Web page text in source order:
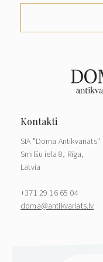
SIA "Doma Antikvariāts"
Smilšu iela 8, Rīga,
Latvia
+371 29 16 65 04
doma@antikvariats.lv